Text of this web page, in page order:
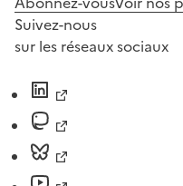
Suivez-nous
sur les réseaux sociaux